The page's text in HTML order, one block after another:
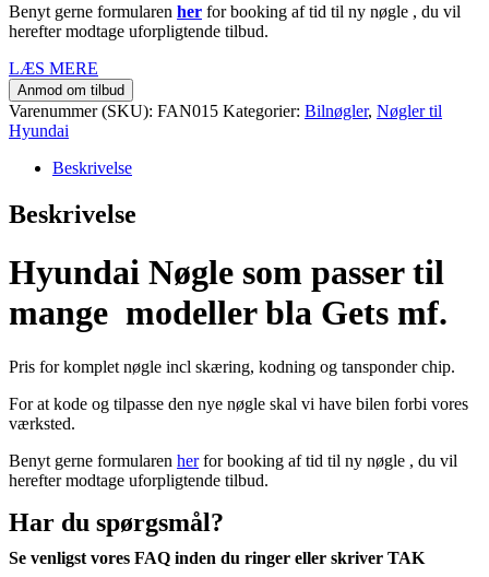
Benyt gerne formularen her for booking af tid til ny nøgle , du vil
herefter modtage uforpligtende tilbud.
LÆS MERE
Anmod om tilbud
Varenummer (SKU): FAN015 Kategorier: Bilnøgler, Nøgler til
Hyundai
Beskrivelse
Beskrivelse
Hyundai Nøgle som passer til
mange modeller bla Gets mf.
Pris for komplet nøgle incl skæring, kodning og tansponder chip.
For at kode og tilpasse den nye nøgle skal vi have bilen forbi vores
værksted.
Benyt gerne formularen herfor booking af tid til ny nøgle , du vil
herefter modtage uforpligtende tilbud.
Har du spørgsmål?
Se venligst vores FAQ inden du ringer eller skriver TAK